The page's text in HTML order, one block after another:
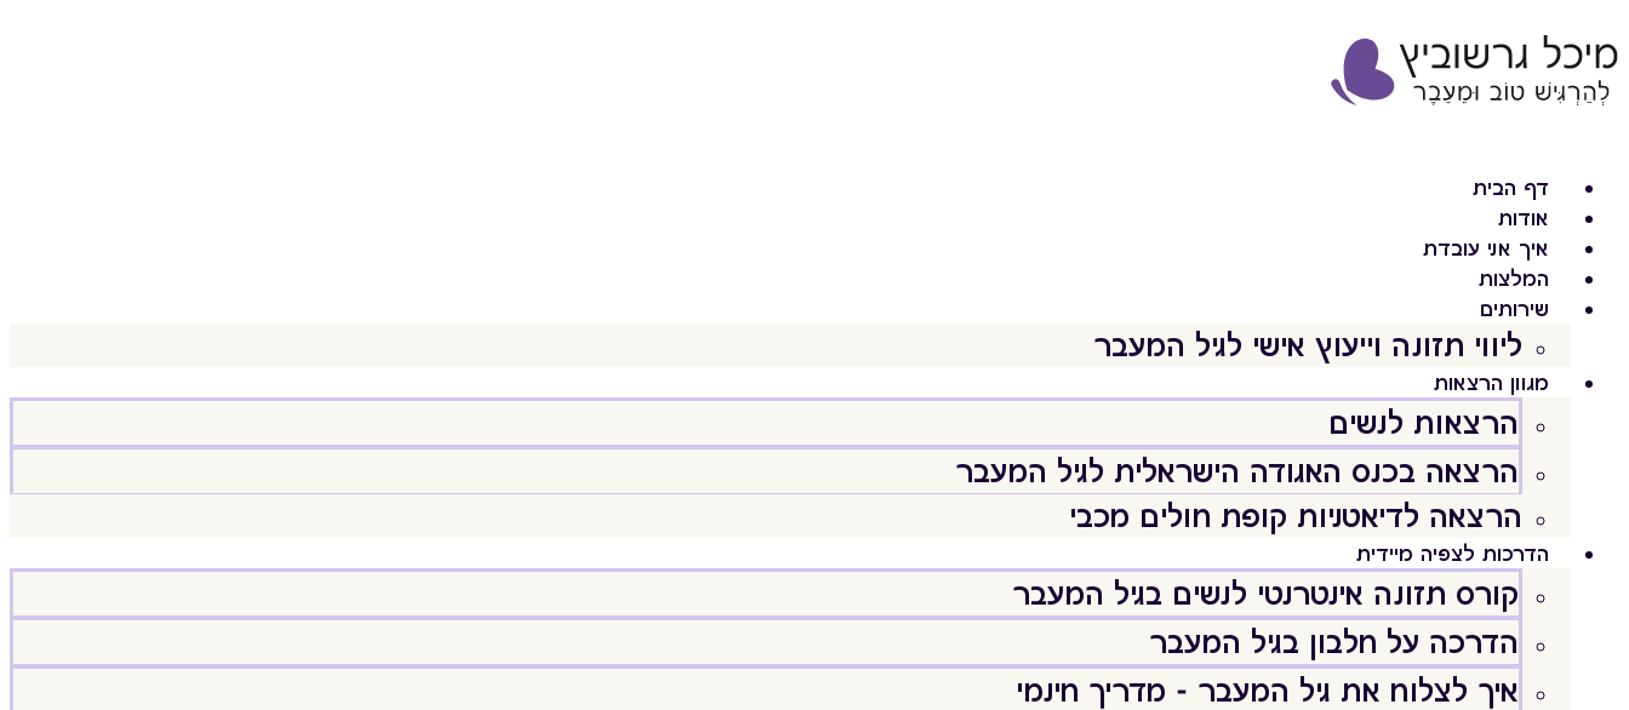
לתוכן
דף הבית
אודות
איך אני עובדת
המלצות
שירותים
ליווי תזונה וייעוץ אישי לגיל המעבר
מגוון הרצאות
הרצאות לנשים
הרצאה בכנס האגודה הישראלית לגיל המעבר
הרצאה לדיאטניות קופת חולים מכבי
הדרכות לצפיה מיידית
קורס תזונה אינטרנטי לנשים בגיל המעבר
הדרכה על חלבון בגיל המעבר
איך לצלוח את גיל המעבר - מדריך חינמי